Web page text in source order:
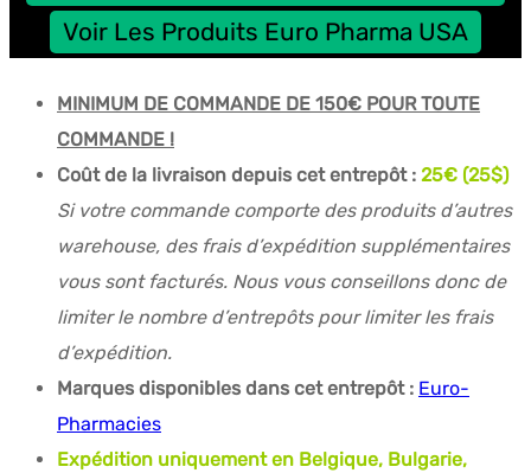
Voir Les Produits Euro Pharma USA
MINIMUM DE COMMANDE DE 150€ POUR TOUTE
COMMANDE !
Coût de la livraison depuis cet entrepôt : 25€ (25$)
Si votre commande comporte des produits d’autres
warehouse, des frais d’expédition supplémentaires
vous sont facturés. Nous vous conseillons donc de
limiter le nombre d’entrepôts pour limiter les frais
d’expédition.
Marques disponibles dans cet entrepôt : Euro-
Pharmacies
Expédition uniquement en Belgique, Bulgarie,